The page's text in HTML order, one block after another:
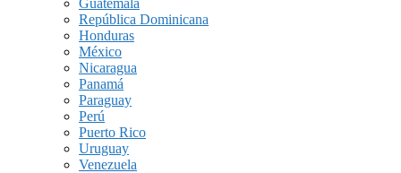
Guatemala
República Dominicana
Honduras
México
Nicaragua
Panamá
Paraguay
Perú
Puerto Rico
Uruguay
Venezuela